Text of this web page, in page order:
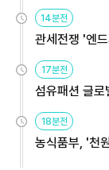
14분전
관세전쟁 '엔
17분전
섬유패션 글
18분전
농식품부, '천